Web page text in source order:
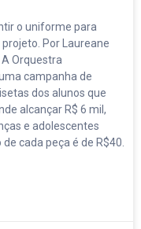
o uniforme para
Por Laureane
Orquestra
campanha de
dos alunos que
alcançar R$ 6 mil,
e adolescentes
cada peça é de R$40.